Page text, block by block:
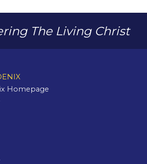
The Living Christ
Homepage